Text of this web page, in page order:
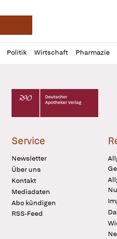
Deutsche Apotheker
Politik Wirtschaft Pharmazie
Profil
öffnen
Daz
Pur
Deutscher Apotheker Verlag
Service
Newsletter
Über uns
Kontakt
Mediadaten
Abo kündigen
RSS-Feed